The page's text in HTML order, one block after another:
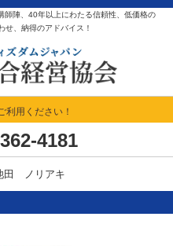
陣、40年以上にわたる信頼性、低価格の
せ、納得のアドバイス！
利用ください！
4181
田 ノリアキ